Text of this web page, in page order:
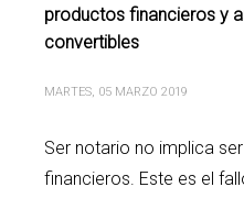
productos financieros y
convertibles
MARTES, 05 MARZO 2019
Ser notario no implica
financieros. Este es el